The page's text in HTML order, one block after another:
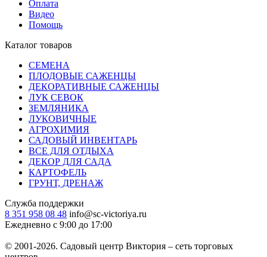
Оплата
Видео
Помощь
Каталог товаров
СЕМЕНА
ПЛОДОВЫЕ САЖЕНЦЫ
ДЕКОРАТИВНЫЕ САЖЕНЦЫ
ЛУК СЕВОК
ЗЕМЛЯНИКА
ЛУКОВИЧНЫЕ
АГРОХИМИЯ
САДОВЫЙ ИНВЕНТАРЬ
ВСЕ ДЛЯ ОТДЫХА
ДЕКОР ДЛЯ САДА
КАРТОФЕЛЬ
ГРУНТ, ДРЕНАЖ
Служба поддержки
8 351 958 08 48 info@sc-victoriya.ru
Ежедневно с 9:00 до 17:00
© 2001-2026. Садовый центр Виктория – сеть торговых